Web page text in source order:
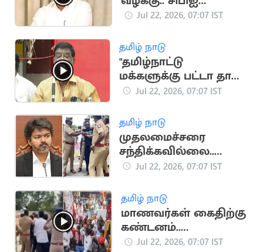
விசாரணைக்கு
அனுமதி
Jul 22, 2026, 07:07 IST
தமிழ் நாடு
"தமிழ்நாட்டு
மக்களுக்கு பட்டா தான்
புத்தி வரும்".. சிவாஜி
Jul 22, 2026, 07:07 IST
தமிழ் நாடு
முதலமைச்சரை
சந்திக்கவில்லை..
உண்மையை உடைத்த
Jul 22, 2026, 07:07 IST
தமிழ் நாடு
மாணவர்கள் கைதிற்கு
கண்டனம்..
திருவொற்றியூர்
Jul 22, 2026, 07:07 IST